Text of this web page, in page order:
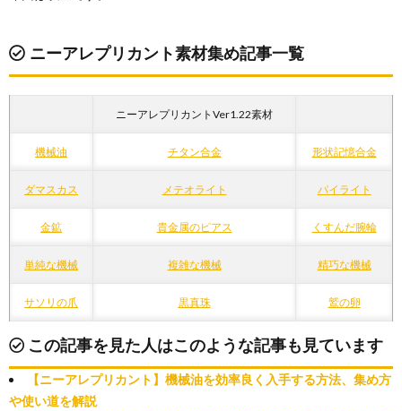
ニーアレプリカント素材集め記事一覧
ニーアレプリカントVer1.22素材
機械油 チタン合金 形状記憶合金
ダマスカス メテオライト パイライト
金鉱 貴金属のピアス くすんだ腕輪
単純な機械 複雑な機械 精巧な機械
サソリの爪 黒真珠 鷲の卵
この記事を見た人はこのような記事も見ています
【ニーアレプリカント】機械油を効率良く入手する方法、集め方
や使い道を解説